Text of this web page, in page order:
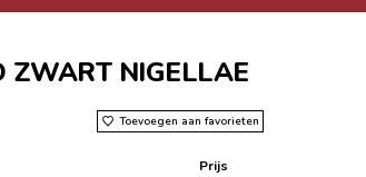
thee
Superfoods
ZWART NIGELLAE
Toevoegen aan favorieten
Prijs